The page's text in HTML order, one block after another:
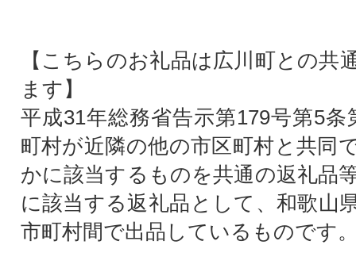
【こちらのお礼品は広川町との共
ます】
平成31年総務省告示第179号第5条
町村が近隣の他の市区町村と共同
かに該当するものを共通の返礼品
に該当する返礼品として、和歌山
市町村間で出品しているものです